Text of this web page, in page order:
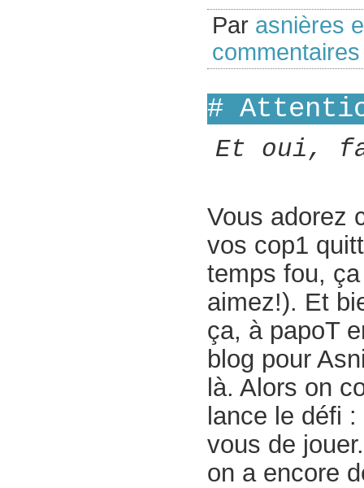
Par asnières
#
Et oui,
Vous adorez
vos cop1
temps fou,
aimez!). Et
ça, à papoT
blog pour
là. Alors on
lance le défi
vous de
on a encore